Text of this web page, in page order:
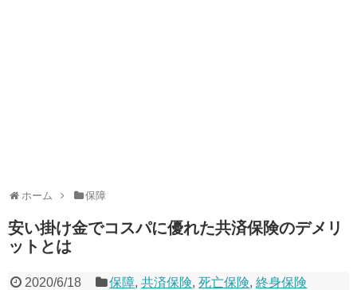
ホーム 保障
安い掛け金でコスパに優れた共済保険のデメリ
ットとは
2020/6/18 保障,共済保険,死亡保険,終身保険